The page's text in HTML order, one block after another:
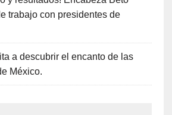
trabajo con presidentes de
a descubrir el encanto de las
México.